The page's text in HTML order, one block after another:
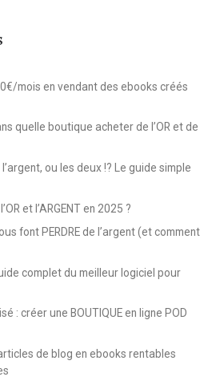
mois en vendant des ebooks créés
quelle boutique acheter de l’OR et de
ou les deux !? Le guide simple
et l’ARGENT en 2025 ?
font PERDRE de l’argent (et comment
complet du meilleur logiciel pour
: créer une BOUTIQUE en ligne POD
de blog en ebooks rentables